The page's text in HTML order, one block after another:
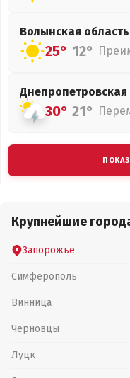
Волынская область
25° 12°
Днепропетровская
30° 21°
Крупнейшие
Запорожье
Симферополь
Винница
Черновцы
Луцк